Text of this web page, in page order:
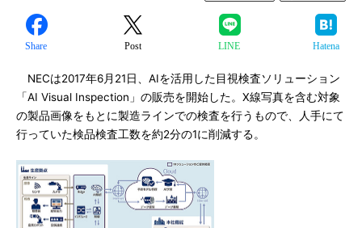
Share Post LINE Hatena
NECは2017年6月21日、AIを活用した目視検査ソリューション
「AI Visual Inspection」の販売を開始した。X線写真を含む対象
の製品画像をもとに製造ラインでの検査を行うもので、人手にて
行っていた検品検査工数を約2分の1に削減する。